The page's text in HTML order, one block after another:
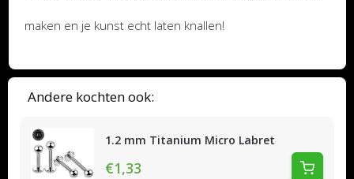
Andere kochten ook:
1.2 mm Titanium Micro Labret
€1,33
maken en je kunst echt laten knallen!